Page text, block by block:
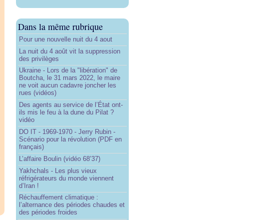
Dans la même rubrique
Pour une nouvelle nuit du 4 aout
La nuit du 4 août vit la suppression
des privilèges
Ukraine - Lors de la "libération" de
Boutcha, le 31 mars 2022, le maire
ne voit aucun cadavre joncher les
rues (vidéos)
Des agents au service de l’État ont-
ils mis le feu à la dune du Pilat ?
vidéo
DO IT - 1969-1970 - Jerry Rubin -
Scénario pour la révolution (PDF en
français)
L’affaire Boulin (vidéo 68’37)
Yakhchals - Les plus vieux
réfrigérateurs du monde viennent
d’Iran !
Réchauffement climatique :
l’alternance des périodes chaudes et
des périodes froides